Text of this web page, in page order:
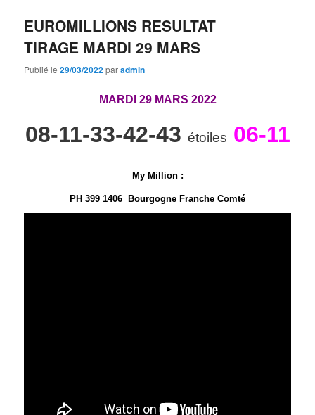
EUROMILLIONS RESULTAT
TIRAGE MARDI 29 MARS
Publié le29/03/2022paradmin
MARDI 29 MARS 2022
08-11-33-42-43 étoiles 06-11
My Million:
PH 399 1406 Bourgogne Franche Comté